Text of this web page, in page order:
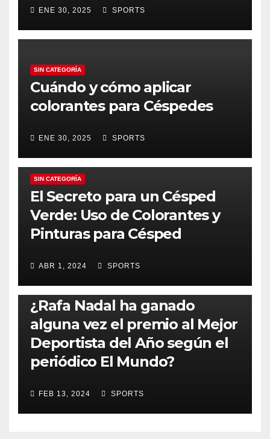
ENE 30, 2025 SPORTS
SIN CATEGORÍA
Cuándo y cómo aplicar
colorantes para Céspedes
ENE 30, 2025 SPORTS
SIN CATEGORÍA
El Secreto para un Césped
Verde: Uso de Colorantes y
Pinturas para Césped
ABR 1, 2024 SPORTS
RAFA NADAL
¿Rafa Nadal ha ganado
alguna vez el premio al Mejor
Deportista del Año según el
periódico El Mundo?
FEB 13, 2024 SPORTS